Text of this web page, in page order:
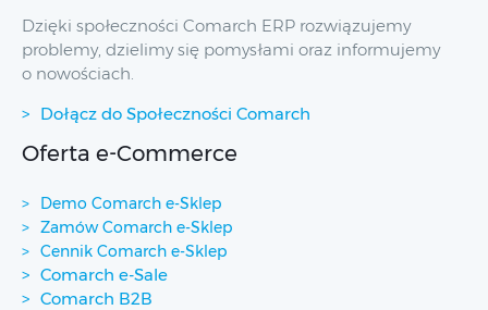
Dzięki społeczności Comarch ERP rozwiązujemy
problemy, dzielimy się pomysłami oraz informujemy
o nowościach.
Dołącz do Społeczności Comarch
Oferta e-Commerce
Demo Comarch e-Sklep
Zamów Comarch e-Sklep
Cennik Comarch e-Sklep
Comarch e-Sale
Comarch B2B